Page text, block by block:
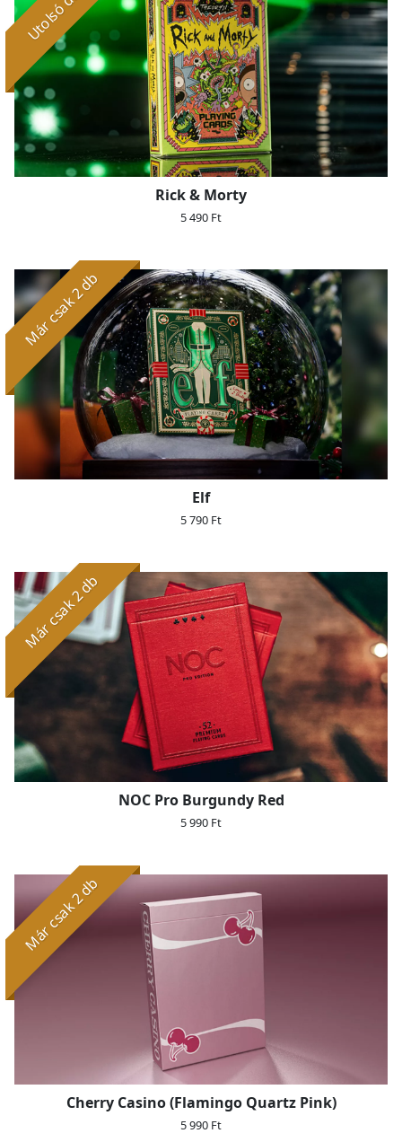
Rick & Morty
5 490 Ft
Már csak 2 db
Elf
5 790 Ft
Már csak 2 db
NOC Pro Burgundy Red
5 990 Ft
Már csak 2 db
Cherry Casino (Flamingo Quartz Pink)
5 990 Ft